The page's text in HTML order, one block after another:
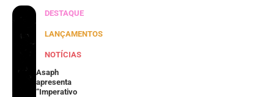
DESTAQUE
LANÇAMENTOS
NOTÍCIAS
Asaph
apresenta
“Imperativo